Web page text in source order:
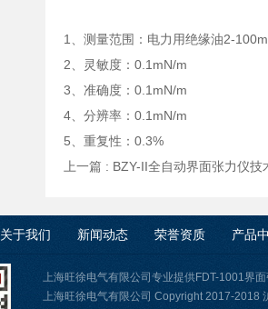
1、测量范围：电力用绝缘油2-
2、灵敏度：0.1mN/m
3、准确度：0.1mN/m
4、分辨率：0.1mN/m
5、重复性：0.3%
上一篇 : BZY-II全自动界面张力仪技
关于我们 新闻动态 荣誉资质 产品
上海旺徐电气有限公司专业提供FDT-1001界
上海旺徐电气有限公司 Copyright 2017-2018